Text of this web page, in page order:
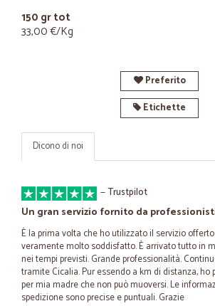
150 gr tot
33,00 €/Kg
Preferito
Etichette
Dicono di noi
—Trustpilot
Un gran servizio fornito da
È la prima volta che ho utilizzato il servizio
veramente molto soddisfatto. È arrivato tutto in
nei tempi previsti. Grande professionalità.
tramite Cicalia. Pur essendo a km di distanza, ho
per mia madre che non può muoversi. Le
spedizione sono precise e puntuali. Grazie